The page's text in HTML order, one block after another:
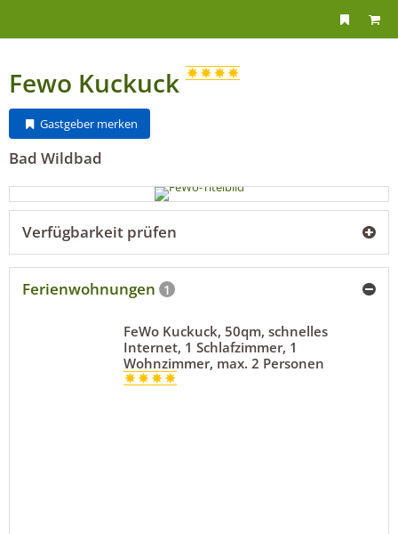
Fewo Kuckuck
Gastgeber merken
Bad Wildbad
Verfügbarkeit prüfen
Ferienwohnungen 1
FeWo Kuckuck, 50qm, schnelles
Internet, 1 Schlafzimmer, 1
Wohnzimmer, max. 2 Personen